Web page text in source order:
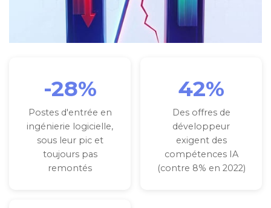
-28%
Postes d'entrée en
ingénierie logicielle,
sous leur pic et
toujours pas
remontés
42%
Des offres de
développeur
exigent des
compétences IA
(contre 8% en 2022)